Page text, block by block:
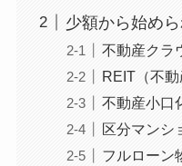
少額から始め
不動産クラ
REIT（不動
不動産小口
区分マンシ
フルローン